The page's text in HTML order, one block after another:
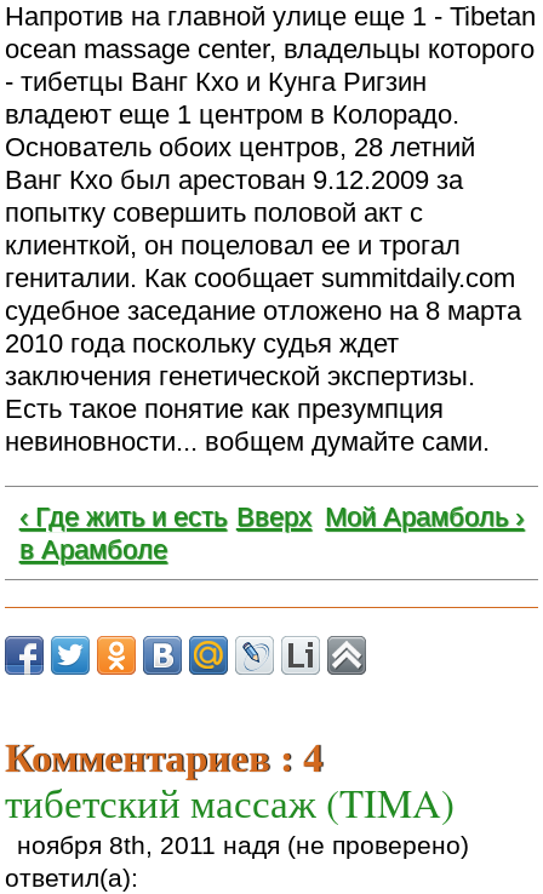
Напротив на главной улице еще 1 - Tibetan
ocean massage center, владельцы которого
- тибетцы Ванг Кхо и Кунга Ригзин
владеют еще 1 центром в Колорадо.
Основатель обоих центров, 28 летний
Ванг Кхо был арестован 9.12.2009 за
попытку совершить половой акт с
клиенткой, он поцеловал ее и трогал
гениталии. Как сообщает summitdaily.com
судебное заседание отложено на 8 марта
2010 года поскольку судья ждет
заключения генетической экспертизы.
Есть такое понятие как презумпция
невиновности... вобщем думайте сами.
‹ Где жить и есть
в Арамболе
Вверх Мой Арамболь ›
Комментариев : 4
тибетский массаж (TIMA)
ноября 8th, 2011 надя (не проверено)
ответил(а):